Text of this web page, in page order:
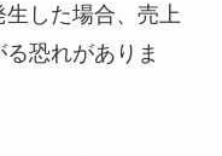
した場合、売上
恐れがありま